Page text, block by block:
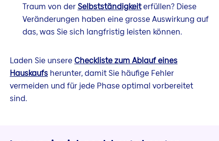
Traum von derSelbstständigkeiterfüllen? Diese
Veränderungen haben eine grosse Auswirkung auf
das, was Sie sich langfristig leisten können.
Laden Sie unsereCheckliste zum Ablauf eines
Hauskaufs herunter, damit Sie häufige Fehler
vermeiden und für jede Phase optimal vorbereitet
sind.